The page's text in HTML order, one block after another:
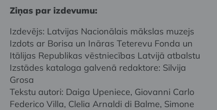
Ziņas par izdevumu:
Izdevējs: Latvijas Nacionālais mākslas muzejs
Izdots ar Borisa un Ināras Teterevu Fonda un
Itālijas Republikas vēstniecības Latvijā atbalstu
Izstādes kataloga galvenā redaktore: Silvija
Grosa
Tekstu autori: Daiga Upeniece, Giovanni Carlo
Federico Villa, Clelia Arnaldi di Balme, Simone